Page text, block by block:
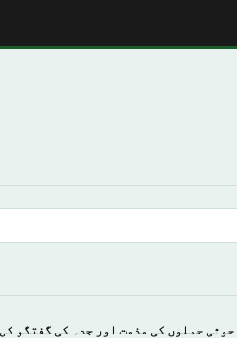
حملوں کی مذمت اور جدہ کی گفتگو